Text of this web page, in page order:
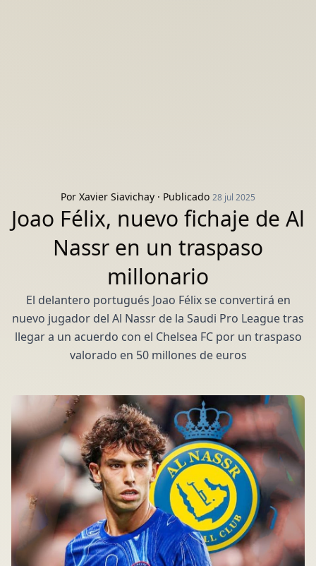
Por Xavier Siavichay · Publicado 28 jul 2025
Joao Félix, nuevo fichaje de Al
Nassr en un traspaso
millonario
El delantero portugués Joao Félix se convertirá en
nuevo jugador del Al Nassr de la Saudi Pro League tras
llegar a un acuerdo con el Chelsea FC por un traspaso
valorado en 50 millones de euros